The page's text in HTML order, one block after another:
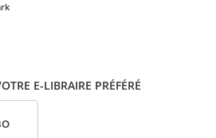
E-LIBRAIRE PRÉFÉRÉ